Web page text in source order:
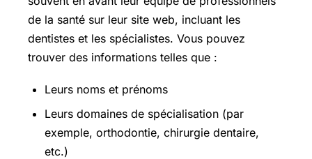
de la santé sur leur site web, incluant les
dentistes et les spécialistes. Vous pouvez
trouver des informations telles que :
Leurs noms et prénoms
Leurs domaines de spécialisation (par
exemple, orthodontie, chirurgie dentaire,
etc.)